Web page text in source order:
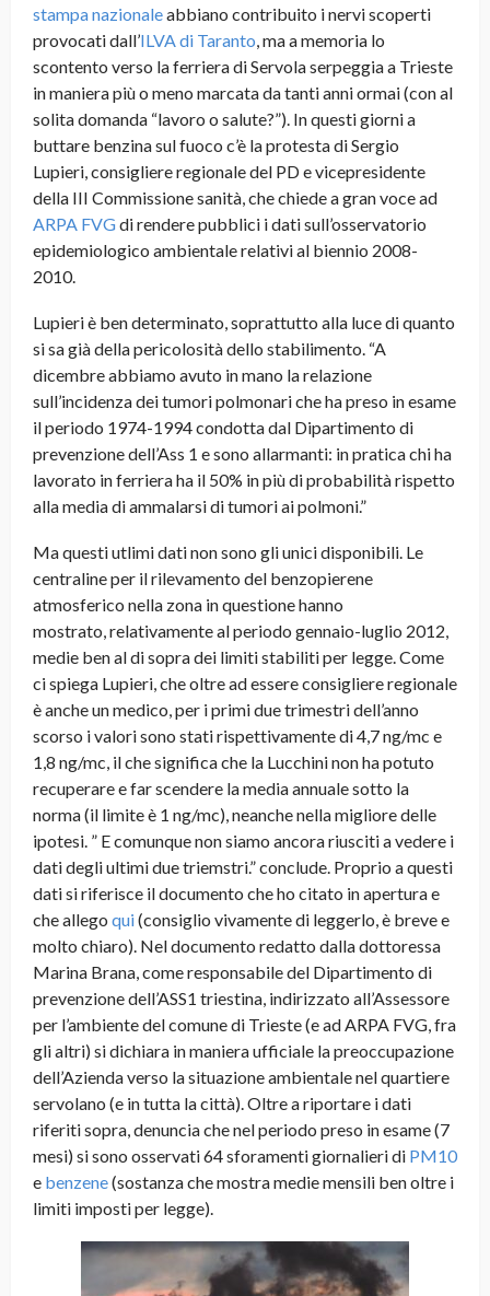
stampa nazionaleabbiano contribuito i nervi scoperti
provocati dall’ILVA di Taranto, ma a memoria lo
scontento verso la ferriera di Servola serpeggia a Trieste
in maniera più o meno marcata da tanti anni ormai (con al
solita domanda “lavoro o salute?”). In questi giorni a
buttare benzina sul fuoco c’è la protesta di Sergio
Lupieri, consigliere regionale del PD e vicepresidente
della III Commissione sanità, che chiede a gran voce ad
ARPA FVGdi rendere pubblici i dati sull’osservatorio
epidemiologico ambientale relativi al biennio 2008-
2010.
Lupieri è ben determinato, soprattutto alla luce di quanto
si sa già della pericolosità dello stabilimento. “A
dicembre abbiamo avuto in mano la relazione
sull’incidenza dei tumori polmonari che ha preso in esame
il periodo 1974-1994 condotta dal Dipartimento di
prevenzione dell’Ass 1 e sono allarmanti: in pratica chi ha
lavorato in ferriera ha il 50% in più di probabilità rispetto
alla media di ammalarsi di tumori ai polmoni.”
Ma questi utlimi dati non sono gli unici disponibili. Le
centraline per il rilevamento del benzopierene
atmosferico nella zona in questione hanno
mostrato, relativamente al periodo gennaio-luglio 2012,
medie ben al di sopra dei limiti stabiliti per legge. Come
ci spiega Lupieri, che oltre ad essere consigliere regionale
è anche un medico, per i primi due trimestri dell’anno
scorso i valori sono stati rispettivamente di 4,7 ng/mc e
1,8 ng/mc, il che significa che la Lucchini non ha potuto
recuperare e far scendere la media annuale sotto la
norma (il limite è 1 ng/mc), neanche nella migliore delle
ipotesi. ” E comunque non siamo ancora riusciti a vedere i
dati degli ultimi due triemstri.” conclude. Proprio a questi
dati si riferisce il documento che ho citato in apertura e
che allego qui(consiglio vivamente di leggerlo, è breve e
molto chiaro). Nel documento redatto dalla dottoressa
Marina Brana, come responsabile del Dipartimento di
prevenzione dell’ASS1 triestina, indirizzato all’Assessore
per l’ambiente del comune di Trieste (e ad ARPA FVG, fra
gli altri) si dichiara in maniera ufficiale la preoccupazione
dell’Azienda verso la situazione ambientale nel quartiere
servolano (e in tutta la città). Oltre a riportare i dati
riferiti sopra, denuncia che nel periodo preso in esame (7
mesi) si sono osservati 64 sforamenti giornalieri di PM10
e benzene(sostanza che mostra medie mensili ben oltre i
limiti imposti per legge).